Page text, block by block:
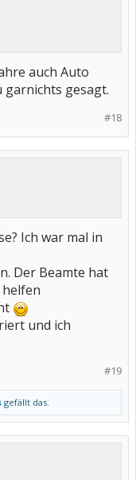
auch Auto
garnichts gesagt.
#18
Ich war mal in
Der Beamte hat
und ich
#19
gefällt das.